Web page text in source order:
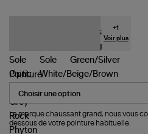
+1
Voir plus
Pointure
La marque chaussant grand, nous vous
dessous de votre pointure habituelle.